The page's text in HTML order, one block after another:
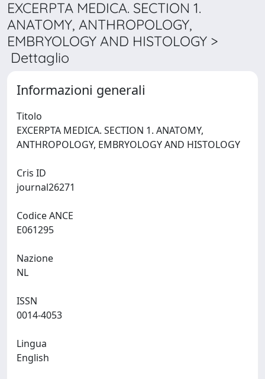
EXCERPTA MEDICA. SECTION 1.
ANATOMY, ANTHROPOLOGY,
EMBRYOLOGY AND HISTOLOGY >
Dettaglio
Informazioni generali
Titolo
EXCERPTA MEDICA. SECTION 1. ANATOMY,
Cris ID
Codice ANCE
Nazione
ISSN
Lingua